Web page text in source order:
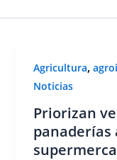
Agricultura,
Noticias
Priorizan
panaderías